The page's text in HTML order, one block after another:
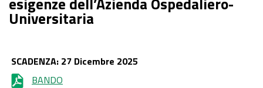
Universitaria
SCADENZA: 27 Dicembre 2025
BANDO